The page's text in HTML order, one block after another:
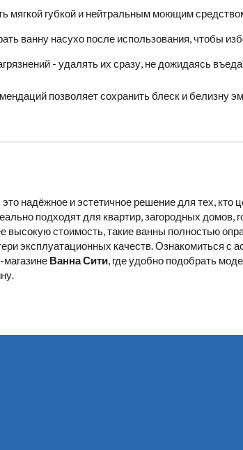
мягкой губкой и нейтральным моющим
ванну насухо после использования, чтобы
- удалять их сразу, не дожидаясь
позволяет сохранить блеск и белизну
надёжное и эстетичное решение для тех, кто
подходят для квартир, загородных домов,
высокую стоимость, такие ванны полностью
эксплуатационных качеств. Ознакомиться с
магазине Ванна Сити, где удобно подобрать